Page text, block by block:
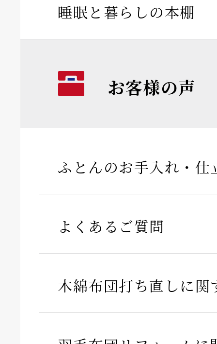
睡眠と暮らしの本棚
お客様の声
ふとんのお手入れ・仕
よくあるご質問
木綿布団打ち直しに関